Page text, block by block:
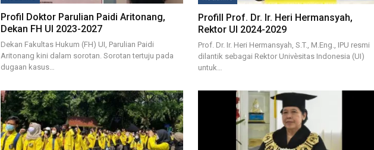
Profil Doktor Parulian Paidi Aritonang,
Dekan FH UI 2023-2027
Dekan Fakultas Hukum (FH) UI, Parulian Paidi
Aritonang kini dalam sorotan. Sorotan tertuju pada
dugaan kasus…
Profill Prof. Dr. Ir. Heri Hermansyah,
Rektor UI 2024-2029
Prof. Dr. Ir. Heri Hermansyah, S.T., M.Eng., IPU resmi
dilantik sebagai Rektor Univèsitas Indonesia (UI)
untuk…